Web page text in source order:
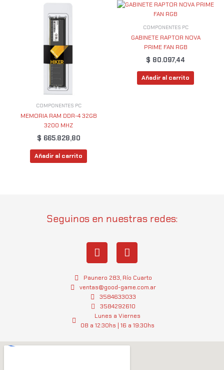
COMPONENTES PC
MEMORIA RAM DDR-4 32GB
3200 MHZ
$ 665.828,80
Añadir al carrito
COMPONENTES PC
GABINETE RAPTOR NOVA
PRIME FAN RGB
$ 80.097,44
Añadir al carrito
Seguinos en nuestras redes:
I
n
t
a
g
r
a
m
W
h
t
s
a
p
p
Paunero 283, Río Cuarto
ventas@good-game.com.ar
3584633033
3584292610
Lunes a Viernes
08 a 12:30hs | 16 a 19:30hs